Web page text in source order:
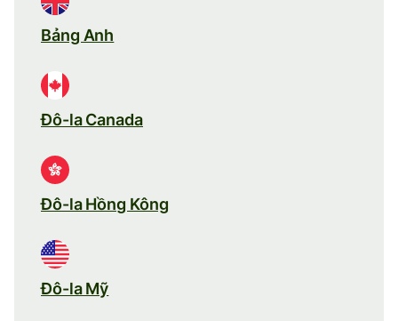
Bảng Anh
Đô-la Canada
Đô-la Hồng Kông
Đô-la Mỹ